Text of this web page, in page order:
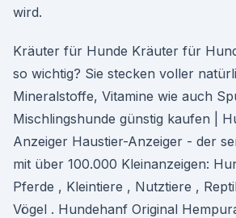
wird.
Kräuter für Hunde Kräuter für
so wichtig? Sie stecken voller
Mineralstoffe, Vitamine wie auch
Mischlingshunde günstig kaufen |
Anzeiger Haustier-Anzeiger - der
mit über 100.000 Kleinanzeigen:
Pferde , Kleintiere , Nutztiere ,
Vögel . Hundehanf Original